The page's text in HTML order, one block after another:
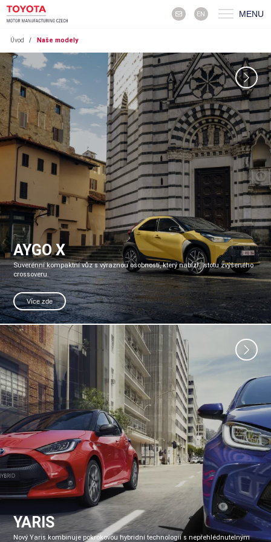
EN MENU
Úvod / Naše modely
AYGO X
Suverénní kompaktní vůz s výraznou osobností, který nabízí jistotu zvýšeného
crossoveru.
Více zde
YARIS
Nový Yaris kombinuje pokrokovou hybridní technologii s nepřehlédnutelným